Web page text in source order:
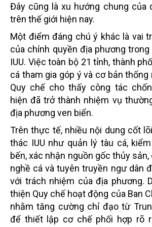
Đây cũng là xu hướng chung của
trên thế giới hiện nay.
Một điểm đáng chú ý khác là vai
của chính quyền địa phương
IUU. Việc toàn bộ 21 tỉnh, thành
cá tham gia góp ý và cơ bản
Quy chế cho thấy công tác
hiện đã trở thành nhiệm vụ
địa phương ven biển.
Trên thực tế, nhiều nội dung cốt
thác IUU như quản lý tàu cá,
bến, xác nhận nguồn gốc thủy
nghề cá và tuyên truyền ngư dân
với trách nhiệm của địa phương.
thiện Quy chế hoạt động của Ban
nhằm tăng cường chỉ đạo từ
để thiết lập cơ chế phối hợp rõ